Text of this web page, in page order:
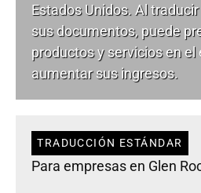
Estados Unidos. Al
sus documentos, puede
productos y servicios en el
aumentar sus ingresos.
TRADUCCIÓN ESTÁNDAR
Para empresas en Glen